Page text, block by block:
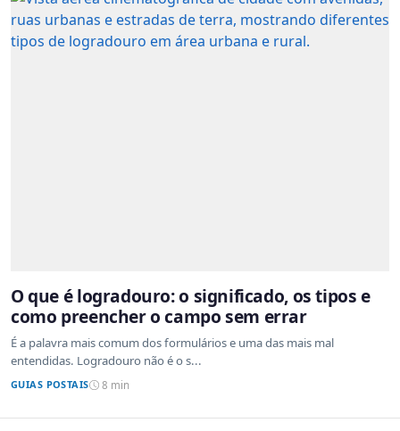
O que é logradouro: o significado, os tipos e
como preencher o campo sem errar
É a palavra mais comum dos formulários e uma das mais mal
entendidas. Logradouro não é o s...
GUIAS POSTAIS 8 min